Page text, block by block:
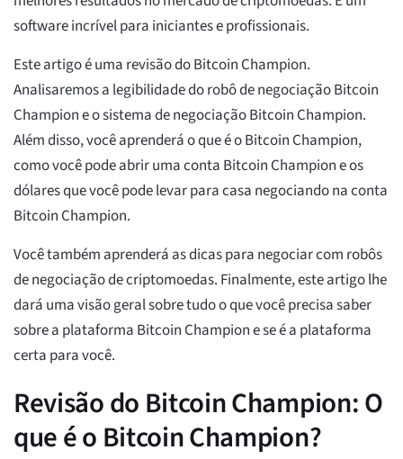
software incrível para iniciantes e profissionais.
Este artigo é uma revisão do Bitcoin Champion.
Analisaremos a legibilidade do robô de negociação Bitcoin
Champion e o sistema de negociação Bitcoin Champion.
Além disso, você aprenderá o que é o Bitcoin Champion,
como você pode abrir uma conta Bitcoin Champion e os
dólares que você pode levar para casa negociando na conta
Bitcoin Champion.
Você também aprenderá as dicas para negociar com robôs
de negociação de criptomoedas. Finalmente, este artigo lhe
dará uma visão geral sobre tudo o que você precisa saber
sobre a plataforma Bitcoin Champion e se é a plataforma
certa para você.
Revisão do Bitcoin Champion: O
que é o Bitcoin Champion?